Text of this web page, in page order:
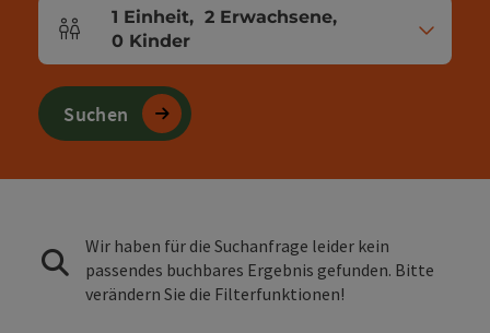
Einheitenanzahl und Personenfelder
1 Einheit, 2 Erwachsene,
0 Kinder
Suchen
Wir haben für die Suchanfrage leider kein
passendes buchbares Ergebnis gefunden. Bitte
verändern Sie die Filterfunktionen!